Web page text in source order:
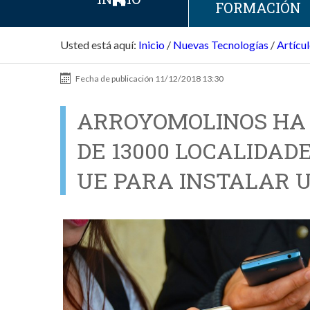
FORMACIÓN
Usted está aquí: Inicio / Nuevas Tecnologías /
Fecha de publicación 11/12/2018 13:30
ARROYOMOLINOS
DE 13000
UE PARA INSTALAR